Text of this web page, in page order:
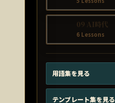
09 AI時代
6 Lessons
用語集を見る
テンプレート集を見る